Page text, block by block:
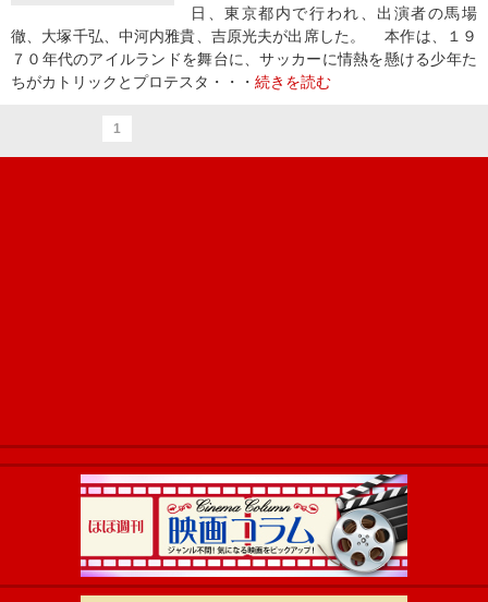
日、東京都内で行われ、出演者の馬場
徹、大塚千弘、中河内雅貴、吉原光夫が出席した。 本作は、１９
７０年代のアイルランドを舞台に、サッカーに情熱を懸ける少年た
ちがカトリックとプロテスタ・・・ 続きを読む
1